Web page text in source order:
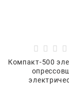
Компакт-500